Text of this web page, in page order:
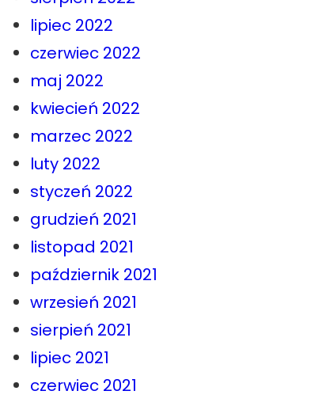
lipiec 2022
czerwiec 2022
maj 2022
kwiecień 2022
marzec 2022
luty 2022
styczeń 2022
grudzień 2021
listopad 2021
październik 2021
wrzesień 2021
sierpień 2021
lipiec 2021
czerwiec 2021